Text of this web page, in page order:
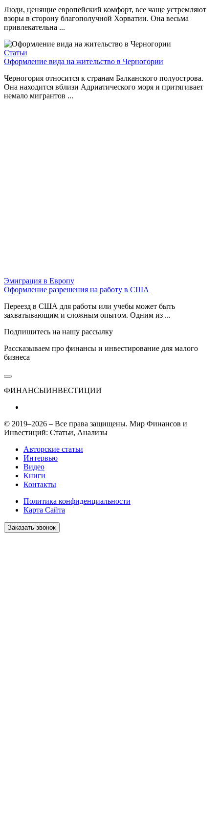
Люди, ценящие европейский комфорт, все чаще устремляют
взоры в сторону благополучной Хорватии. Она весьма
привлекательна ...
Статьи
Оформление вида на жительство в Черногории
Черногория относится к странам Балканского полуострова.
Она находится вблизи Адриатического моря и притягивает
немало мигрантов ...
Эмиграция в Европу
Оформление разрешения на работу в США
Переезд в США для работы или учебы может быть
захватывающим и сложным опытом. Одним из ...
Подпишитесь на нашу рассылку
Рассказываем про финансы и инвестирование для малого
бизнеса
ФИНАНСЫИНВЕСТИЦИИ
© 2019–2026 – Все права защищены. Мир Финансов и
Инвестиций: Статьи, Анализы
Авторские статьи
Интервью
Видео
Книги
Контакты
Политика конфиденциальности
Карта Сайта
Заказать звонок